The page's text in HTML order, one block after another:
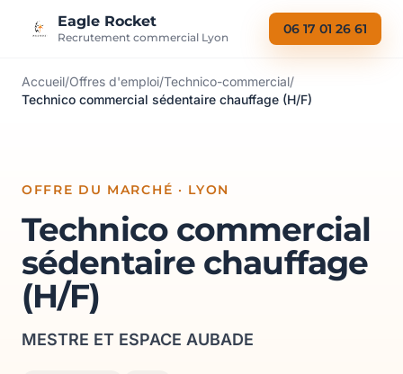
Eagle Rocket
Recrutement commercial Lyon
06 17 01 26 61
Accueil/Offres d'emploi/Technico-commercial/
Technico commercial sédentaire chauffage (H/F)
OFFRE DU MARCHÉ · LYON
Technico commercial
sédentaire chauffage
(H/F)
MESTRE ET ESPACE AUBADE